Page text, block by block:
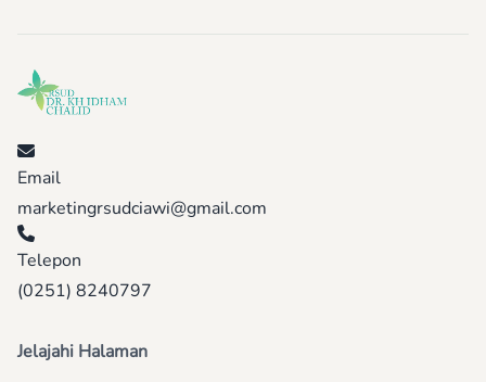
Email
marketingrsudciawi@gmail.com
Telepon
(0251) 8240797
Jelajahi Halaman